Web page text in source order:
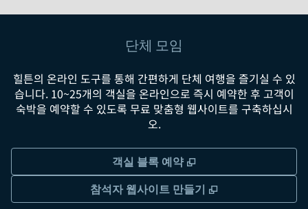
단체 모임
힐튼의 온라인 도구를 통해 간편하게 단체 여행을 즐기실 수 있
습니다. 10~25개의 객실을 온라인으로 즉시 예약한 후 고객이
숙박을 예약할 수 있도록 무료 맞춤형 웹사이트를 구축하십시
오.
객실 블록 예약 ,
참석자 웹사이트 만들기
,